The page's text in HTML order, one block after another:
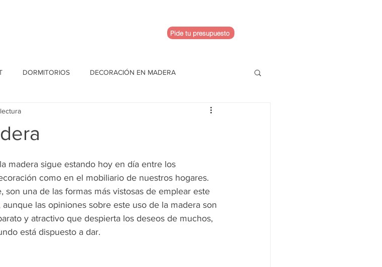
Pide tu presupuesto
DORMITORIOS DECORACIÓN EN MADERA
madera sigue estando hoy en día entre los
como en el mobiliario de nuestros hogares.
son una de las formas más vistosas de emplear este
aunque las opiniones sobre este uso de la madera son
y atractivo que despierta los deseos de muchos,
está dispuesto a dar.